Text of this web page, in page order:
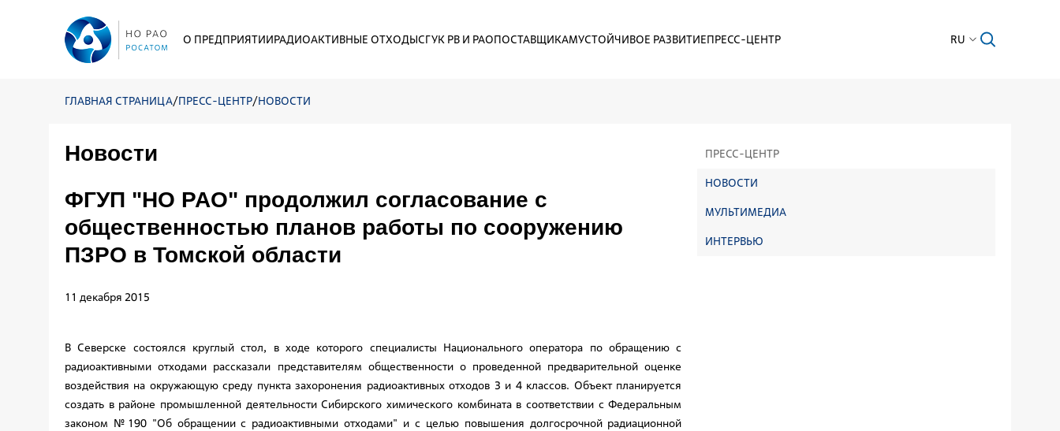
О ПРЕДПРИЯТИИРАДИОАКТИВНЫЕ ОТХОДЫСГУК РВ И РАОПОСТАВЩИКАМУСТОЙЧИВОЕ РАЗВИТИЕПРЕСС-ЦЕНТР RU
ГЛАВНАЯ СТРАНИЦА/ПРЕСС-ЦЕНТР/НОВОСТИ
ПРЕСС-ЦЕНТР
НОВОСТИ
МУЛЬТИМЕДИА
ИНТЕРВЬЮ
Новости
ФГУП "НО РАО" продолжил согласование с
общественностью планов работы по сооружению
ПЗРО в Томской области
11 декабря 2015
В Северске состоялся круглый стол, в ходе которого специалисты Национального оператора по обращению с
радиоактивными отходами рассказали представителям общественности о проведенной предварительной оценке
воздействия на окружающую среду пункта захоронения радиоактивных отходов 3 и 4 классов. Объект планируется
создать в районе промышленной деятельности Сибирского химического комбината в соответствии с Федеральным
законом №190 "Об обращении с радиоактивными отходами" и с целью повышения долгосрочной радиационной